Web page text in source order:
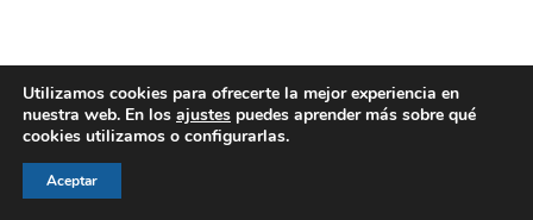
Utilizamos cookies para ofrecerte la mejor experiencia en
nuestra web. En los ajustes puedes aprender más sobre qué
cookies utilizamos o configurarlas.
Aceptar